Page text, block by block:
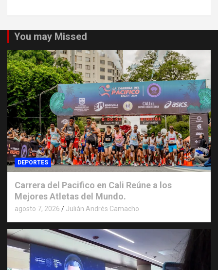
You may Missed
DEPORTES
Carrera del Pacifico en Cali Reúne a los
Mejores Atletas del Mundo.
agosto 7, 2026 Julián Andrés Camacho